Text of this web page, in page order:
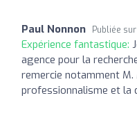
Paul Nonnon Publiée sur
Expérience fantastique:
agence pour la
remercie notamment M.
professionnalisme et la